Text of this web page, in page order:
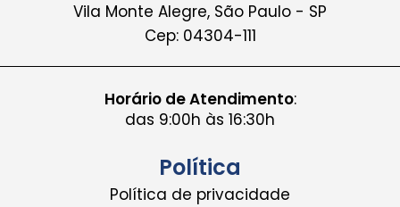
Vila Monte Alegre, São Paulo - SP
Cep: 04304-111
Horário de Atendimento:
das 9:00h às 16:30h
Política
Política de privacidade